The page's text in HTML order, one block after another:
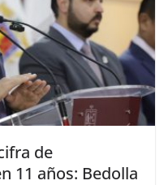
de
11 años: Bedolla